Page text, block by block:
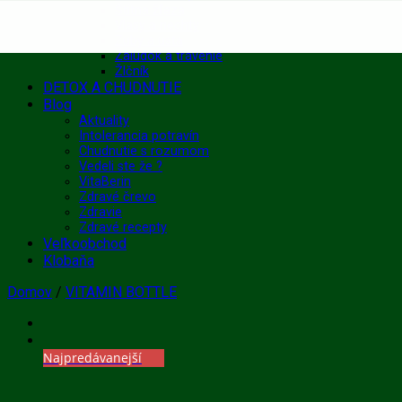
Žalúdok a trávenie
Žlčník
DETOX A CHUDNUTIE
Blog
Aktuality
Intolerancia potravín
Chudnutie s rozumom
Vedeli ste že ?
VitaBerin
Zdravé črevo
Zdravie
Zdravé recepty
Veľkoobchod
Klobaňa
Domov / VITAMIN BOTTLE
Najpredávanejší